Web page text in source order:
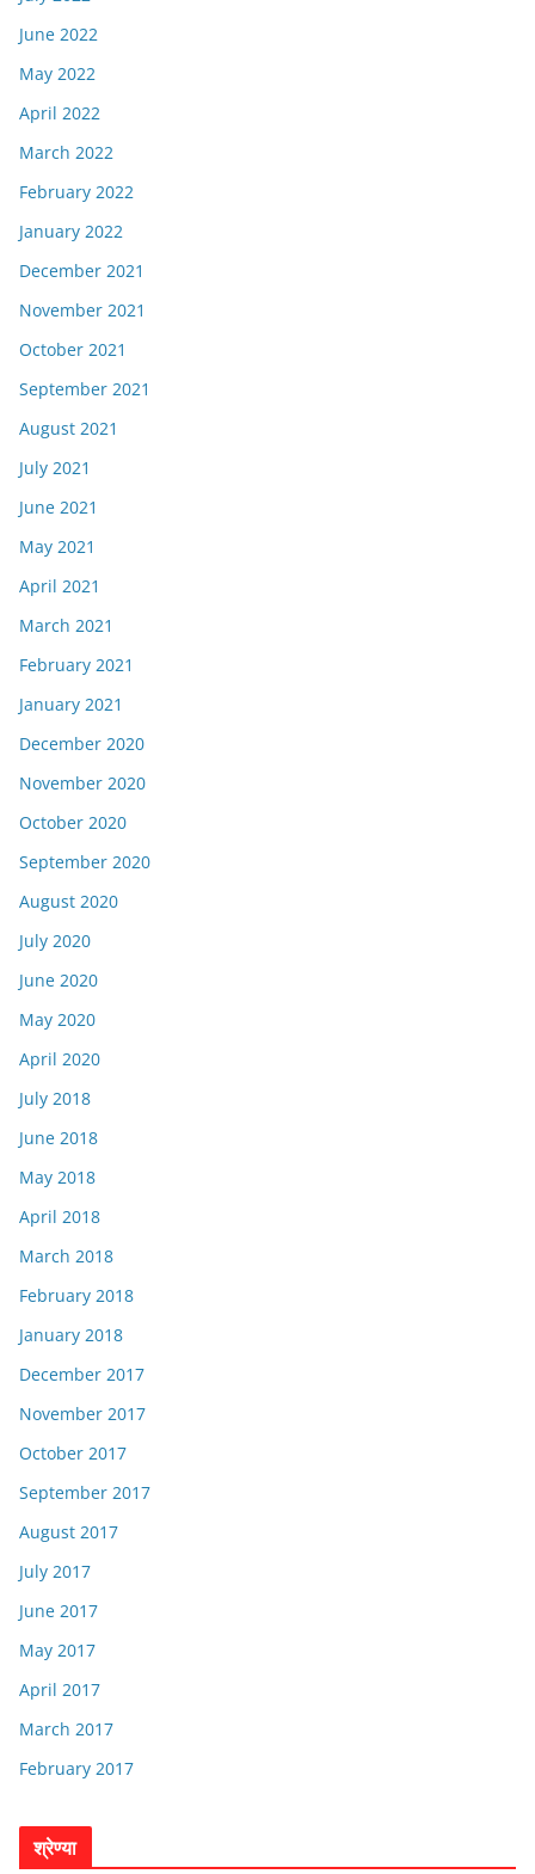
June 2022
May 2022
April 2022
March 2022
February 2022
January 2022
December 2021
November 2021
October 2021
September 2021
August 2021
July 2021
June 2021
May 2021
April 2021
March 2021
February 2021
January 2021
December 2020
November 2020
October 2020
September 2020
August 2020
July 2020
June 2020
May 2020
April 2020
July 2018
June 2018
May 2018
April 2018
March 2018
February 2018
January 2018
December 2017
November 2017
October 2017
September 2017
August 2017
July 2017
June 2017
May 2017
April 2017
March 2017
February 2017
श्रेण्या